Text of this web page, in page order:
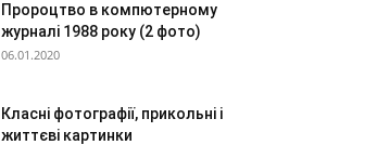
Пророцтво в компютерному
журналі 1988 року (2 фото)
06.01.2020
Класні фотографії, прикольні і
життєві картинки